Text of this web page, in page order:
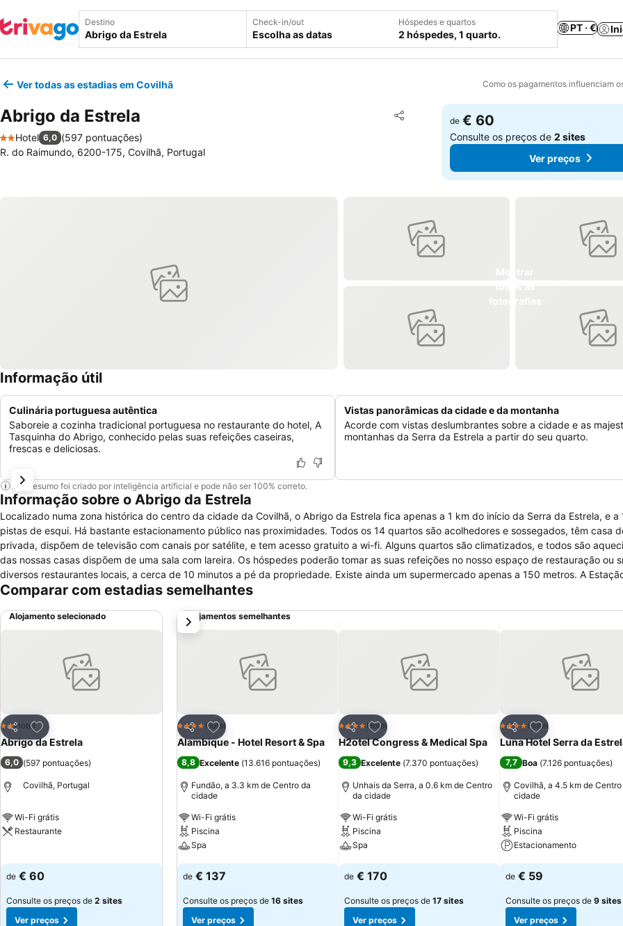
Destino Check-in/out
Escolha as datas
Hóspedes e quartos
2 hóspedes, 1 quarto.
PT · €
Ver todas as estadias em Covilhã Como os pagamentos influenciam
Abrigo da Estrela Partilhar
Adicionar aos favoritos
2 Estrelas
Hotel 6,0 (597 pontuações)
R. do Raimundo, 6200-175, Covilhã, Portugal
de € 60
Consulte os preços de2 sites
Ver preços
Informação útil
Culinária portuguesa autêntica
Saboreie a cozinha tradicional portuguesa no restaurante do hotel, A
Tasquinha do Abrigo, conhecido pelas suas refeições caseiras,
frescas e deliciosas.
Vistas panorâmicas da cidade e da montanha
Acorde com vistas deslumbrantes sobre a cidade e as
montanhas da Serra da Estrela a partir do seu quarto.
Este resumo foi criado por inteligência artificial e pode não ser 100% correto.
Informação sobre o Abrigo da Estrela
Localizado numa zona histórica do centro da cidade da Covilhã, o Abrigo da Estrela fica apenas a 1 km do início da Serra da Estrela, e a
pistas de esqui. Há bastante estacionamento público nas proximidades. Todos os 14 quartos são acolhedores e sossegados, têm casa de banho
privada, dispõem de televisão com canais por satélite, e tem acesso gratuito a wi-fi. Alguns quartos são climatizados, e todos são
das nossas casas dispõem de uma sala com lareira. Os hóspedes poderão tomar as suas refeições no nosso espaço de restauração ou snack, ou nos
diversos restaurantes locais, a cerca de 10 minutos a pé da propriedade. Existe ainda um supermercado apenas a 150 metros. A Estação Ferroviária
da Covilhã situa-se a 2,5 km do Abrigo da Estrela. A entrada do Parque Natural da Serra da Estrela fica apenas a 5 minutos de carro.
Comparar com estadias semelhantes
Alojamento selecionado
Partilhar
Adicionar aos favoritos
2 Estrelas
Hotel
Abrigo da Estrela
6,0 (597 pontuações)
Covilhã, Portugal
Wi-Fi grátis
Restaurante
de € 60
Consulte os preços de 2 sites
Ver preços
Alojamentos semelhantes
Partilhar
Adicionar aos favoritos
4 EstrelasHotel
Alambique - Hotel Resort & Spa
8,8 Excelente (13.616 pontuações)
Fundão, a 3.3 km de Centro da
cidade
Wi-Fi grátis
Piscina
Spa
Ver preços
de € 137
Consulte os preços de 16 sites
Ver preços
Partilhar
Adicionar aos favoritos
4 EstrelasHotel
H2otel Congress & Medical Spa
9,3 Excelente (7.370 pontuações)
Unhais da Serra, a 0.6 km de Centro
da cidade
Wi-Fi grátis
Piscina
Spa
Ver preços
de € 170
Consulte os preços de 17 sites
Ver preços
Partilhar
Adicionar aos
4 EstrelasHotel
Luna Hotel Serra da
7,7 Boa (7.126 pontuações)
Covilhã, a 4.5 km de Centro
cidade
Wi-Fi grátis
Piscina
Estacionamento
Ver preços
de € 59
Consulte os preços de 9 sites
Ver preços
próximo